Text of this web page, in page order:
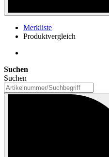
Merkliste
Produktvergleich
Suchen
Suchen